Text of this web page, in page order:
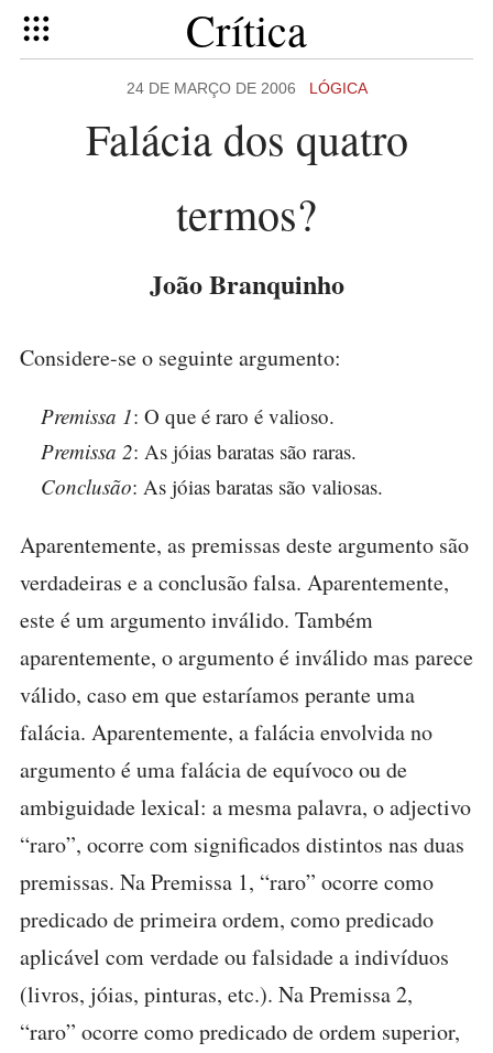
Crítica
24 DE MARÇO DE 2006 LÓGICA
Falácia dos quatro
termos?
João Branquinho
Considere-se o seguinte argumento:
Premissa 1: O que é raro é valioso.
Premissa 2: As jóias baratas são raras.
Conclusão: As jóias baratas são valiosas.
Aparentemente, as premissas deste argumento são
verdadeiras e a conclusão falsa. Aparentemente,
este é um argumento inválido. Também
aparentemente, o argumento é inválido mas parece
válido, caso em que estaríamos perante uma
falácia. Aparentemente, a falácia envolvida no
argumento é uma falácia de equívoco ou de
ambiguidade lexical: a mesma palavra, o adjectivo
“raro”, ocorre com significados distintos nas duas
premissas. Na Premissa 1, “raro” ocorre como
predicado de primeira ordem, como predicado
aplicável com verdade ou falsidade a indivíduos
(livros, jóias, pinturas, etc.). Na Premissa 2,
“raro” ocorre como predicado de ordem superior,